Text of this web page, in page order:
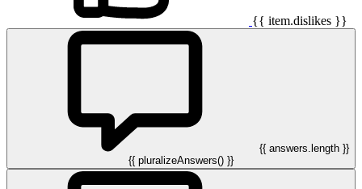
{{ item.dislikes }}
{{ answers.length }}
{{ pluralizeAnswers() }}